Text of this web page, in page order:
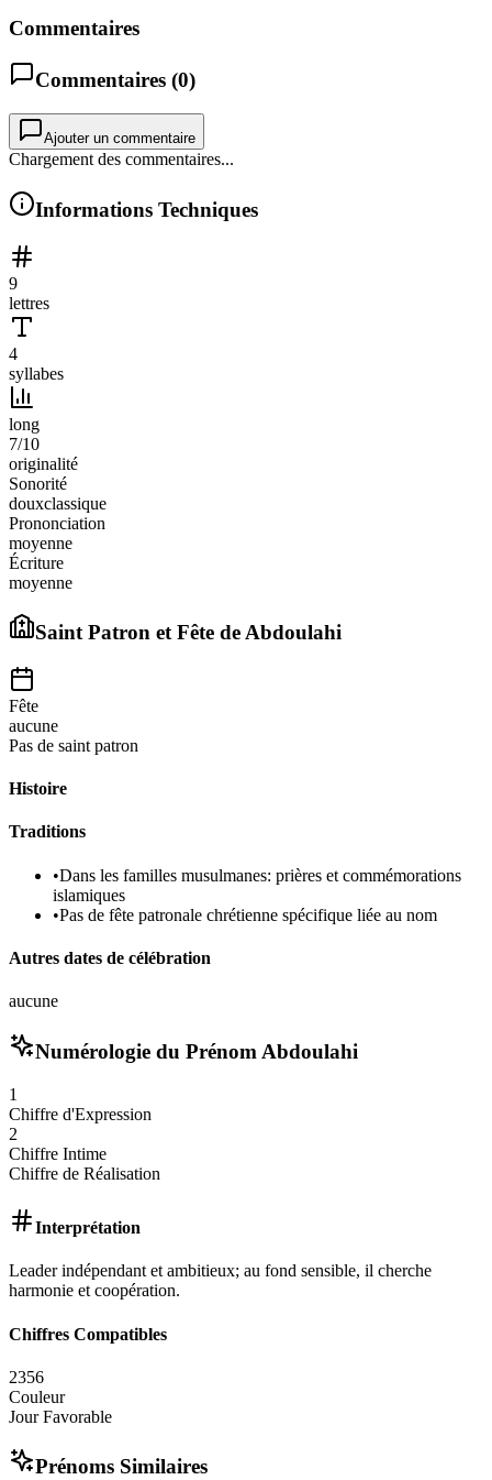
Commentaires
Commentaires (0)
Ajouter un commentaire
Chargement des commentaires...
Informations Techniques
9
lettres
4
syllabes
long
7/10
originalité
Sonorité
douxclassique
Prononciation
moyenne
Écriture
moyenne
Saint Patron et Fête deAbdoulahi
Fête
aucune
Pas de saint patron
Histoire
Traditions
•Dans les familles musulmanes: prières et commémorations
islamiques
•Pas de fête patronale chrétienne spécifique liée au nom
Autres dates de célébration
aucune
Numérologie du Prénom Abdoulahi
1
Chiffre d'Expression
2
Chiffre Intime
Chiffre de Réalisation
Interprétation
Leader indépendant et ambitieux; au fond sensible, il cherche
harmonie et coopération.
Chiffres Compatibles
2356
Couleur
Jour Favorable
Prénoms Similaires